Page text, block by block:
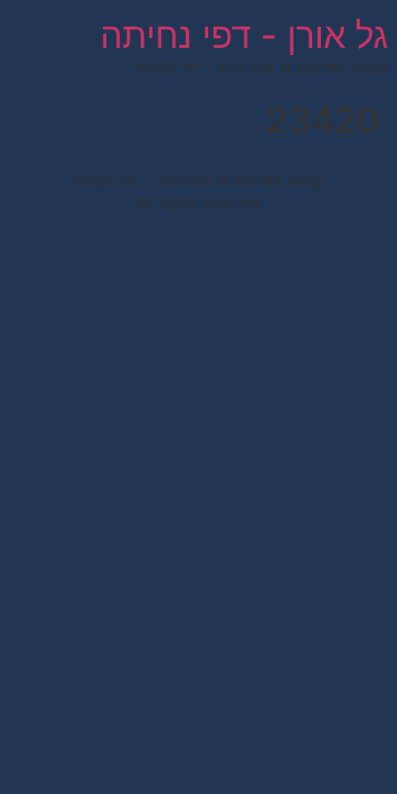
גל אורן - דפי נחיתה
קבוצת הפרסום גל אורן לרנר – דפי לקוחות
23420
קבוצת הפרסום גל אורן לרנר – דפי לקוחות
All rights reserved